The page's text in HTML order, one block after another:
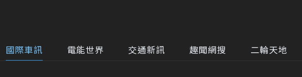
國際車訊 電能世界 交通新訊 趣聞網搜 二輪天地